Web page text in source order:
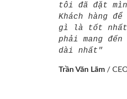
tôi đã đặt
Khách hàng
gì là tốt
phải mang
dài nhất"
Trần Văn Lãm /